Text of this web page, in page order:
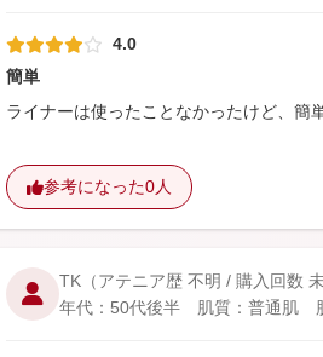
4.0
簡単
ライナーは使ったことなかったけど、簡
参考になった0人
TK （アテニア歴 不明 / 購入回数 未
年代：50代後半 肌質：普通肌